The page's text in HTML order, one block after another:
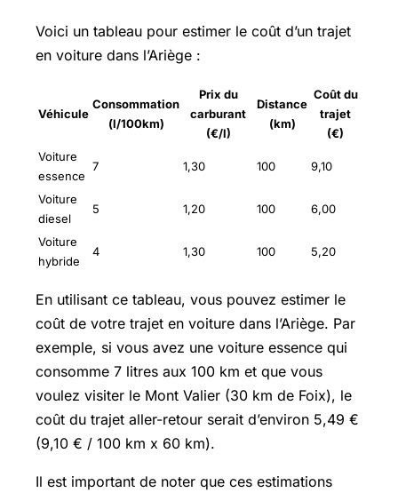
Voici un tableau pour estimer le coût d’un trajet
en voiture dans l’Ariège :
Véhicule
Consommation
(l/100km)
Prix du
carburant
(€/l)
Distance
(km)
Coût du
trajet
(€)
Voiture
essence
7 1,30 100 9,10
Voiture
diesel
5 1,20 100 6,00
Voiture
hybride
4 1,30 100 5,20
En utilisant ce tableau, vous pouvez estimer le
coût de votre trajet en voiture dans l’Ariège. Par
exemple, si vous avez une voiture essence qui
consomme 7 litres aux 100 km et que vous
voulez visiter le Mont Valier (30 km de Foix), le
coût du trajet aller-retour serait d’environ 5,49 €
(9,10 € / 100 km x 60 km).
Il est important de noter que ces estimations